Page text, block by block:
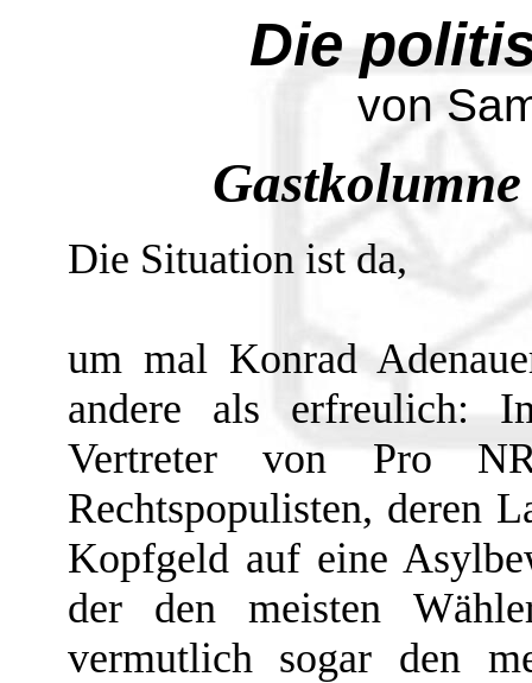
Die
von
Die Situation ist da,
um mal Konrad
andere als erfreulich:
Vertreter von Pro
Rechtspopulisten, deren
Kopfgeld auf eine
der den meisten
vermutlich sogar den